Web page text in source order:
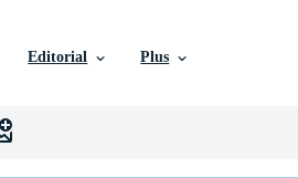
Editorial Plus